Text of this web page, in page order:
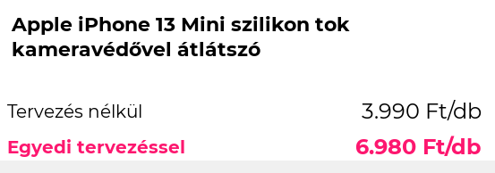
Apple iPhone 13 Mini szilikon tok
kameravédővel átlátszó
Tervezés nélkül 3.990 Ft/db
Egyedi tervezéssel 6.980 Ft/db